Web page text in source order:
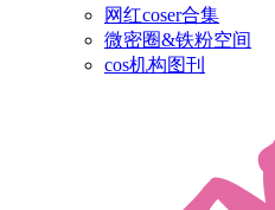
网红coser合集
微密圈&铁粉空间
cos机构图刊